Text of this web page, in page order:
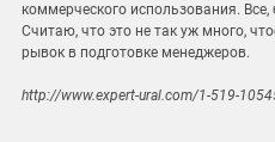
коммерческого использования.
Считаю, что это не так уж много,
рывок в подготовке менеджеров.
http://www.expert-ural.com/1-519-